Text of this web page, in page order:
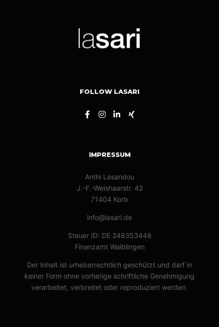
FOLLOW LASARI
IMPRESSUM
Anthi Lasaridou
J.-F.-Weishaarstr. 42
71404 Korb
info@lasari.de
Steuer ID: DE 248353448
Finanzamt Waiblingen
Der Inhalt ist urheberrechtlich geschützt und darf in
keiner Form ohne vorherige schriftliche Genehmigung
verarbeitet, verbreitet oder reproduziert werden.